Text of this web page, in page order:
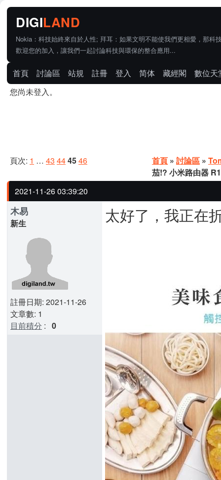
Nokia：科技始終來自於人性; 拜耳：如果文明不能使我們更相愛，那科
歡迎您的加入，讓我們一起討論科技與環保的整合應用...
首頁 討論區 站規 註冊 登入 简体 藏經閣
數位天
您尚未登入。
頁次: 1 … 43 444546 首頁 » 討論區 »
茄!? 小米路由器
2021-11-26 03:39:20
木易
新生
註冊日期: 2021-11-26
文章數: 1
目前積分 : 0
太好了，我正在